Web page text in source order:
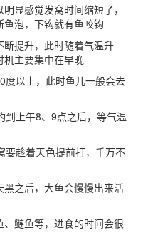
显感觉发窝时间缩短了，
泡，下钩就有鱼咬钩
提升，此时随着气温升
主要集中在早晚
度以上，此时鱼儿一般会去
到上午8、9点之后，等气温
要趁着天色提前打，千万不
之后，大鱼会慢慢出来活
鲢鱼等，进食的时间会很